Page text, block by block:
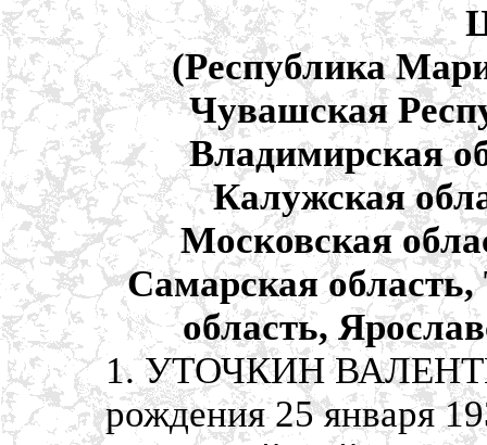
(Республика
Чувашская
Владимирская
Калужская
Московская
Самарская область,
область,
1. УТОЧКИН
рождения 25 января